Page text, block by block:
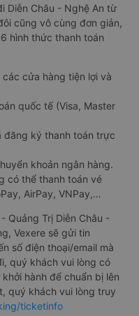
Diễn Châu - Nghệ An từ
cũng vô cùng đơn giản,
hình thức thanh toán
cửa hàng tiện lợi và
quốc tế (Visa, Master
đăng ký thanh toán trực
khoản ngân hàng.
có thể thanh toán vé
AirPay, VNPay,…
Quảng Trị Diễn Châu -
Vexere sẽ gửi tin
số điện thoại/email mà
quý khách vui lòng có
hành để chuẩn bị lên
quý khách vui lòng truy
ticketinfo